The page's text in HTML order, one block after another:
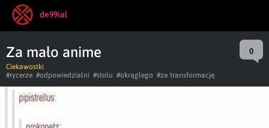
de99ial
Za mało anime 0
Ciekawostki
#rycerze #odpowiedzialni #stołu #okrągłego #za transformację